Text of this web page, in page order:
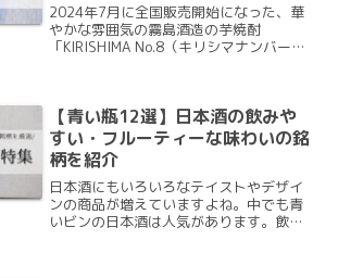
2024年7月に全国販売開始になった、華
やかな雰囲気の霧島酒造の芋焼酎
「KIRISHIMA No.8（キリシマナンバーエ
なった...
【青い瓶12選】日本酒の飲みや
すい・フルーティーな味わいの銘
柄を紹介
日本酒にもいろいろなテイストやデザイ
ンの商品が増えていますよね。中でも青
いビンの日本酒は人気があります。飲み